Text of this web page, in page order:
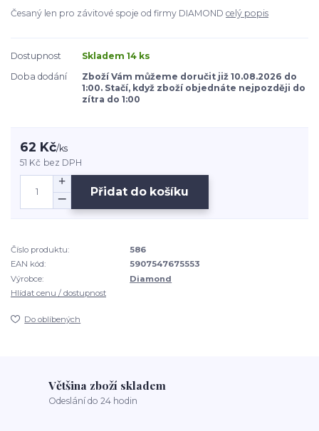
Česaný len pro závitové spoje od firmy DIAMOND celý popis
Dostupnost
Skladem 14 ks
Doba dodání
Zboží Vám můžeme doručit již 10.08.2026 do
1:00. Stačí, když zboží objednáte nejpozději do
zítra do 1:00
62 Kč/ks
51 Kč bez DPH
Přidat do košíku
Číslo produktu:
586
EAN kód:
5907547675553
Výrobce:
Diamond
Hlídat cenu / dostupnost
Do oblíbených
Většina zboží skladem
Odeslání do 24 hodin